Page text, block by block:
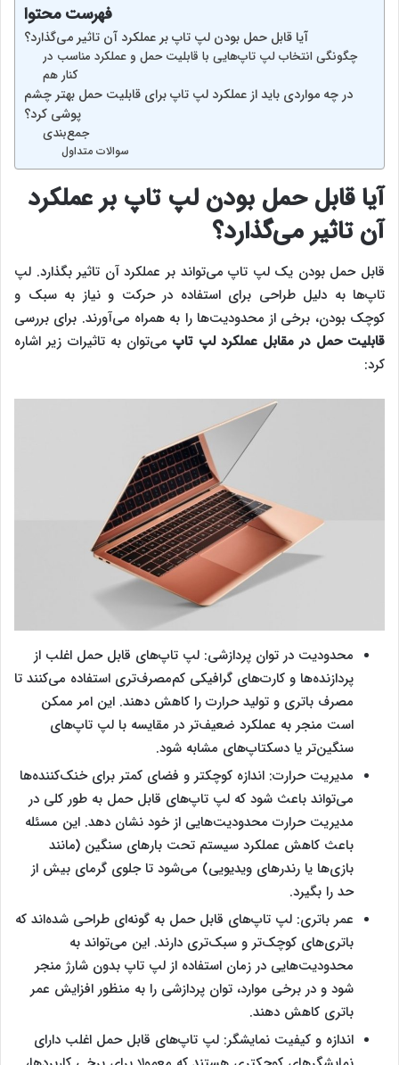
فهرست محتوا
آیا قابل حمل بودن لپ تاپ بر عملکرد آن تاثیر می‌گذارد؟
چگونگی انتخاب لپ تاپ‌هایی با قابلیت حمل و عملکرد مناسب در
کنار هم
در چه مواردی باید از عملکرد لپ تاپ برای قابلیت حمل بهتر چشم
پوشی کرد؟
جمع‌بندی
سوالات متداول
آیا قابل حمل بودن لپ تاپ بر عملکرد
آن تاثیر می‌گذارد؟
قابل حمل بودن یک ‌‌‌لپ تاپ می‌تواند بر عملکرد آن تاثیر بگذارد. ‌‌‌لپ
تاپ‌ها به دلیل طراحی برای استفاده در حرکت و نیاز به سبک و
کوچک بودن، برخی از محدودیت‌ها را به همراه می‌آورند. برای بررسی
قابلیت حمل در مقابل عملکرد لپ تاپمی‌توان به تاثیرات زیر اشاره
کرد:
محدودیت در توان پردازشی: ‌‌‌لپ تاپ‌های قابل حمل اغلب از
پردازنده‌ها و کارت‌های گرافیکی کم‌مصرف‌تری استفاده می‌کنند تا
مصرف باتری و تولید حرارت را کاهش دهند. این امر ممکن
است منجر به عملکرد ضعیف‌تر در مقایسه با ‌‌‌لپ تاپ‌های
سنگین‌تر یا دسکتاپ‌های مشابه شود.
مدیریت حرارت: اندازه کوچکتر و فضای کمتر برای خنک‌کننده‌ها
می‌تواند باعث شود که ‌‌‌لپ تاپ‌های قابل حمل به طور کلی در
مدیریت حرارت محدودیت‌هایی از خود نشان دهد. این مسئله
باعث کاهش عملکرد سیستم تحت بارهای سنگین (مانند
بازی‌ها یا رندرهای ویدیویی) می‌شود تا جلوی گرمای بیش از
حد را بگیرد.
عمر باتری: ‌‌‌لپ تاپ‌های قابل حمل به گونه‌ای طراحی شده‌اند که
باتری‌های کوچک‌تر و سبک‌تری دارند. این می‌تواند به
محدودیت‌هایی در زمان استفاده از ‌‌‌لپ تاپ بدون شارژ منجر
شود و در برخی موارد، توان پردازشی را به منظور افزایش عمر
باتری کاهش دهند.
اندازه و کیفیت نمایشگر: ‌‌‌لپ تاپ‌های قابل حمل اغلب دارای